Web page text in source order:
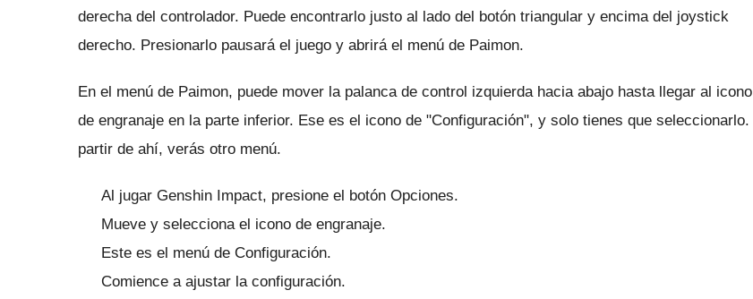
derecha del controlador. Puede encontrarlo justo al lado del botón triangular y encima del joystick
derecho. Presionarlo pausará el juego y abrirá el menú de Paimon.
En el menú de Paimon, puede mover la palanca de control izquierda hacia abajo hasta llegar al icono
de engranaje en la parte inferior. Ese es el icono de "Configuración", y solo tienes que seleccionarlo.
partir de ahí, verás otro menú.
Al jugar Genshin Impact, presione el botón Opciones.
Mueve y selecciona el icono de engranaje.
Este es el menú de Configuración.
Comience a ajustar la configuración.